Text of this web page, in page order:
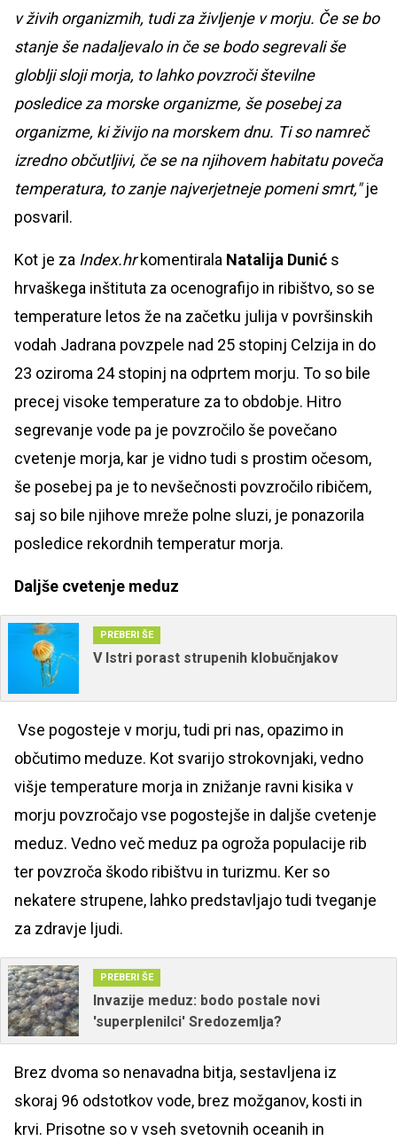
v živih organizmih, tudi za življenje v morju. Če se bo
stanje še nadaljevalo in če se bodo segrevali še
globlji sloji morja, to lahko povzroči številne
posledice za morske organizme, še posebej za
organizme, ki živijo na morskem dnu. Ti so namreč
izredno občutljivi, če se na njihovem habitatu poveča
temperatura, to zanje najverjetneje pomeni smrt,"je
posvaril.
Kot je za Index.hrkomentirala Natalija Dunić s
hrvaškega inštituta za ocenografijo in ribištvo, so se
temperature letos že na začetku julija v površinskih
vodah Jadrana povzpele nad 25 stopinj Celzija in do
23 oziroma 24 stopinj na odprtem morju. To so bile
precej visoke temperature za to obdobje. Hitro
segrevanje vode pa je povzročilo še povečano
cvetenje morja, kar je vidno tudi s prostim očesom,
še posebej pa je to nevšečnosti povzročilo ribičem,
saj so bile njihove mreže polne sluzi, je ponazorila
posledice rekordnih temperatur morja.
Daljše cvetenje meduz
PREBERI ŠE
V Istri porast strupenih klobučnjakov
Vse pogosteje v morju, tudi pri nas, opazimo in
občutimo meduze. Kot svarijo strokovnjaki, vedno
višje temperature morja in znižanje ravni kisika v
morju povzročajo vse pogostejše in daljše cvetenje
meduz. Vedno več meduz pa ogroža populacije rib
ter povzroča škodo ribištvu in turizmu. Ker so
nekatere strupene, lahko predstavljajo tudi tveganje
za zdravje ljudi.
PREBERI ŠE
Invazije meduz: bodo postale novi
'superplenilci' Sredozemlja?
Brez dvoma so nenavadna bitja, sestavljena iz
skoraj 96 odstotkov vode, brez možganov, kosti in
krvi. Prisotne so v vseh svetovnih oceanih in